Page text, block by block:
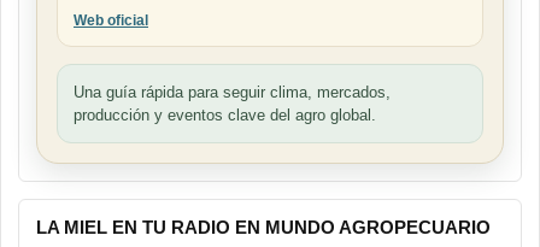
Web oficial
Una guía rápida para seguir clima, mercados,
producción y eventos clave del agro global.
LA MIEL EN TU RADIO EN MUNDO AGROPECUARIO